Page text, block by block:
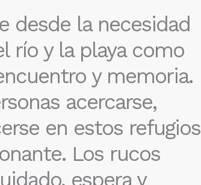
desde la necesidad
río y la playa como
y memoria.
acercarse,
en estos refugios
Los rucos
espera y